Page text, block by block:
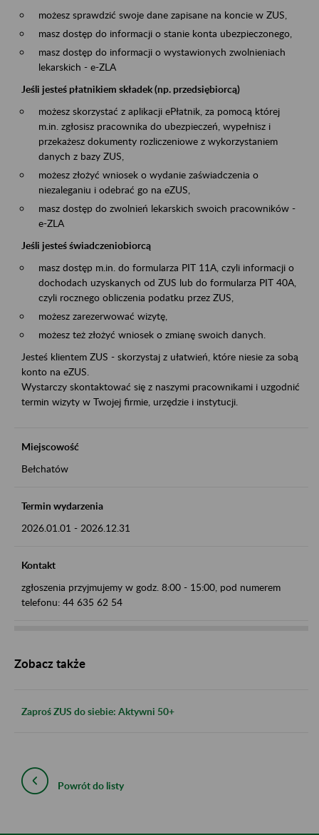
możesz sprawdzić swoje dane zapisane na koncie w ZUS,
masz dostęp do informacji o stanie konta ubezpieczonego,
masz dostęp do informacji o wystawionych zwolnieniach
lekarskich - e-ZLA
Jeśli jesteś płatnikiem składek (np. przedsiębiorcą)
możesz skorzystać z aplikacji ePłatnik, za pomocą której
m.in. zgłosisz pracownika do ubezpieczeń, wypełnisz i
przekażesz dokumenty rozliczeniowe z wykorzystaniem
danych z bazy ZUS,
możesz złożyć wniosek o wydanie zaświadczenia o
niezaleganiu i odebrać go na eZUS,
masz dostęp do zwolnień lekarskich swoich pracowników -
e-ZLA
Jeśli jesteś świadczeniobiorcą
masz dostęp m.in. do formularza PIT 11A, czyli informacji o
dochodach uzyskanych od ZUS lub do formularza PIT 40A,
czyli rocznego obliczenia podatku przez ZUS,
możesz zarezerwować wizytę,
możesz też złożyć wniosek o zmianę swoich danych.
Jesteś klientem ZUS - skorzystaj z ułatwień, które niesie za sobą
konto na eZUS.
Wystarczy skontaktować się z naszymi pracownikami i uzgodnić
termin wizyty w Twojej firmie, urzędzie i instytucji.
Miejscowość
Bełchatów
Termin wydarzenia
2026.01.01 - 2026.12.31
Kontakt
zgłoszenia przyjmujemy w godz. 8:00 - 15:00, pod numerem
telefonu: 44 635 62 54
Zobacz także
Zaproś ZUS do siebie: Aktywni 50+
Powrót do listy